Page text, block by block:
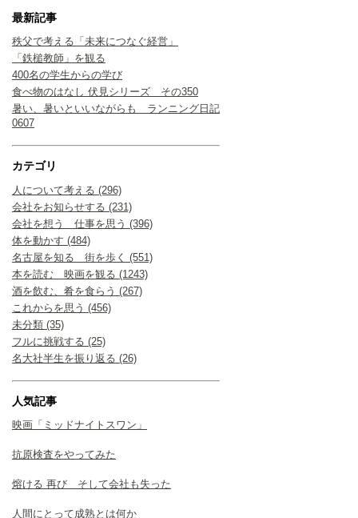
最新記事
秩父で考える「未来につなぐ経営」
「鉄槌教師」を観る
400名の学生からの学び
食べ物のはなし 伏見シリーズ その350
暑い、暑いといいながらも ランニング日記
0607
カテゴリ
人について考える (296)
会社をお知らせする (231)
会社を想う 仕事を思う (396)
体を動かす (484)
名古屋を知る 街を歩く (551)
本を読む 映画を観る (1243)
酒を飲む、肴を食らう (267)
これからを思う (456)
未分類 (35)
フルに挑戦する (25)
名大社半生を振り返る (26)
人気記事
映画「ミッドナイトスワン」
抗原検査をやってみた
熔ける 再び そして会社も失った
人間にとって成熟とは何か